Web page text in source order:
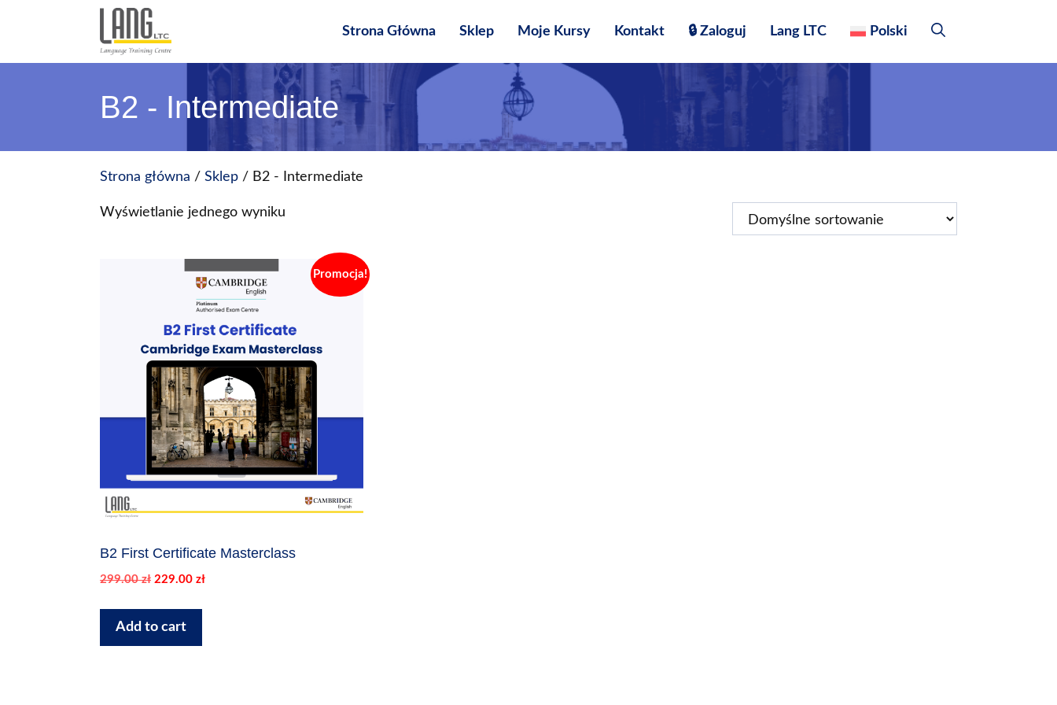
Strona Główna Sklep Moje Kursy Kontakt 🔒 Zaloguj Lang LTC Polski
B2 - Intermediate
Strona główna / Sklep / B2 - Intermediate
Wyświetlanie jednego wyniku
Promocja!
B2 First Certificate Masterclass
299.00zł Pierwotna
299.00 zł.
229.00 złAktualna
Add to cart